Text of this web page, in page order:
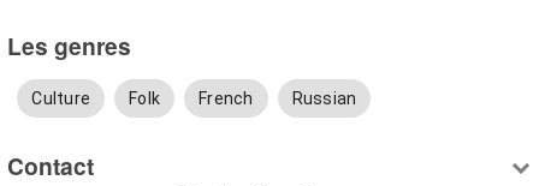
Les genres
Culture Folk French Russian
Contact